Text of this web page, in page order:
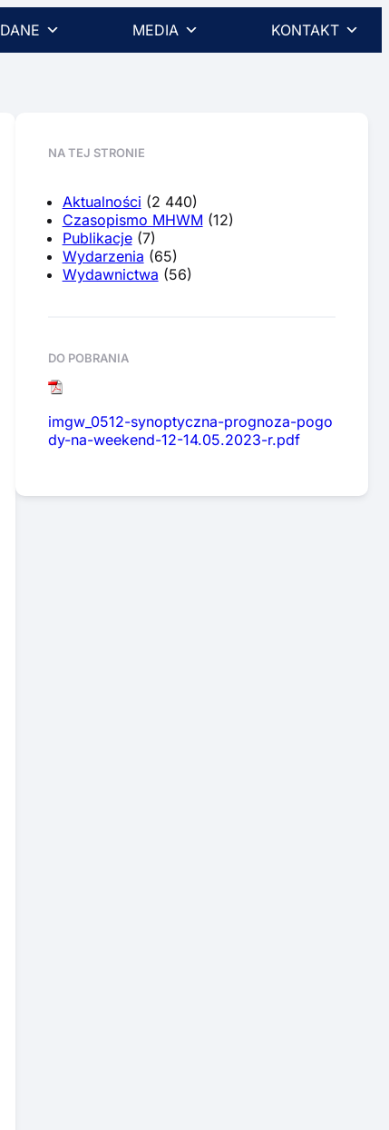
DANE MEDIA KONTAKT
NA TEJ STRONIE
Aktualności (2 440)
Czasopismo MHWM (12)
Publikacje(7)
Wydarzenia (65)
Wydawnictwa (56)
DO POBRANIA
imgw_0512-synoptyczna-prognoza-pogo
dy-na-weekend-12-14.05.2023-r.pdf